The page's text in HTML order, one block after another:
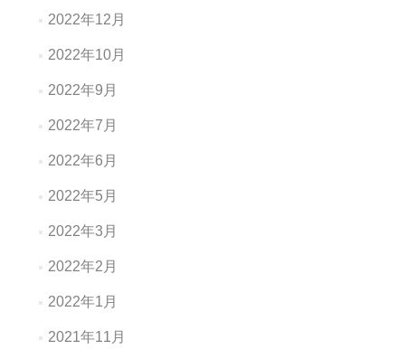
2022年12月
2022年10月
2022年9月
2022年7月
2022年6月
2022年5月
2022年3月
2022年2月
2022年1月
2021年11月